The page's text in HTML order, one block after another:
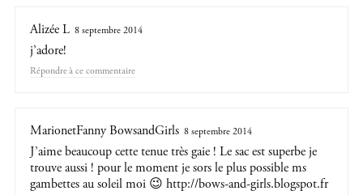
Alizée L 8 septembre 2014
j’adore!
Répondre
MarionetFanny BowsandGirls 8 septembre 2014
J’aime beaucoup cette tenue très gaie ! Le sac est superbe je
trouve aussi ! pour le moment je sors le plus possible ms
gambettes au soleil moi 😉 http://bows-and-girls.blogspot.fr